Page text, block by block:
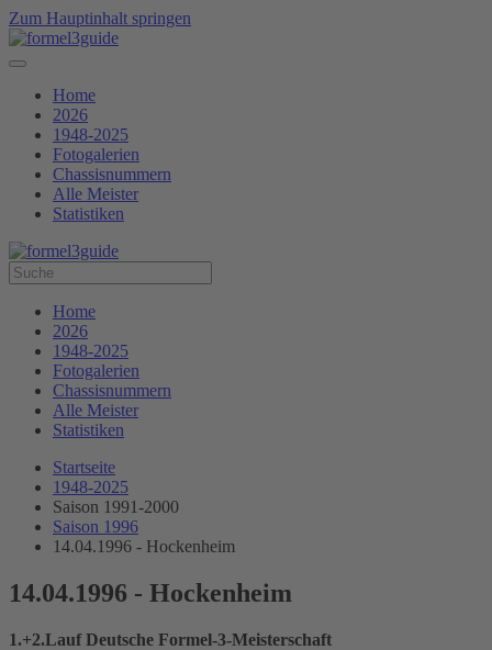
Zum Hauptinhalt springen
Home
2026
1948-2025
Fotogalerien
Chassisnummern
Alle Meister
Statistiken
Home
2026
1948-2025
Fotogalerien
Chassisnummern
Alle Meister
Statistiken
Startseite
1948-2025
Saison 1991-2000
Saison 1996
14.04.1996 - Hockenheim
14.04.1996 - Hockenheim
1.+2.Lauf Deutsche Formel-3-Meisterschaft